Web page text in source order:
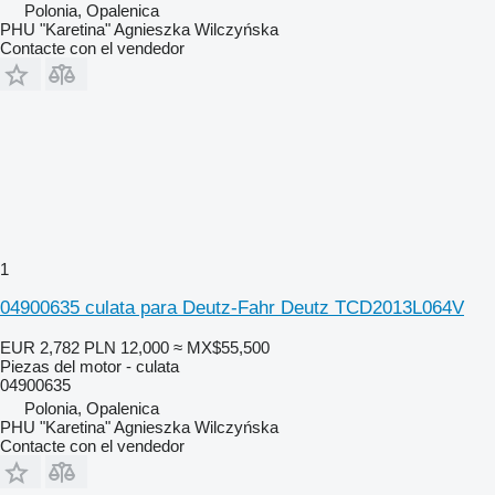
Polonia, Opalenica
PHU "Karetina" Agnieszka Wilczyńska
Contacte con el vendedor
1
04900635 culata para Deutz-Fahr Deutz TCD2013L064V
EUR 2,782 PLN 12,000 ≈ MX$55,500
Piezas del motor - culata
04900635
Polonia, Opalenica
PHU "Karetina" Agnieszka Wilczyńska
Contacte con el vendedor